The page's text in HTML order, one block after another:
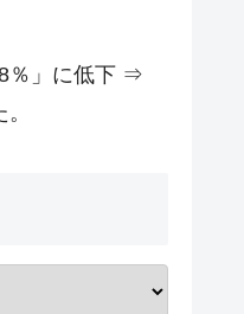
％」に低下 ⇒